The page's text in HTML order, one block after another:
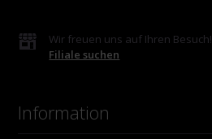
Wir freuen uns auf Ihren Besuch!
Filiale suchen
Information